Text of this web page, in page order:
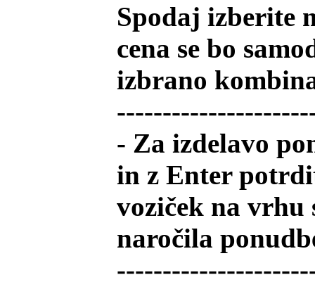
Spodaj izberite
cena se bo
izbrano
- Za izdelavo
in z Enter
voziček na
naročila